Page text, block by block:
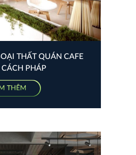
THẤT QUÁN CAFE
CÁCH PHÁP
THÊM